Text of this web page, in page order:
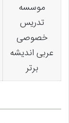
موسسه
تدریس
خصوصی
عربی اندیشه
برتر